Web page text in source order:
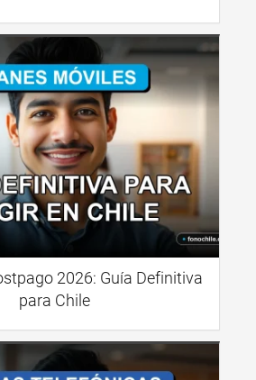
2026: Guía Definitiva
para Chile